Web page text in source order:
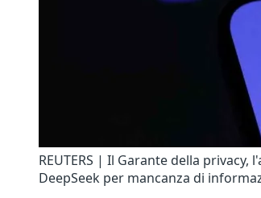
REUTERS | Il Garante della
DeepSeek per mancanza di